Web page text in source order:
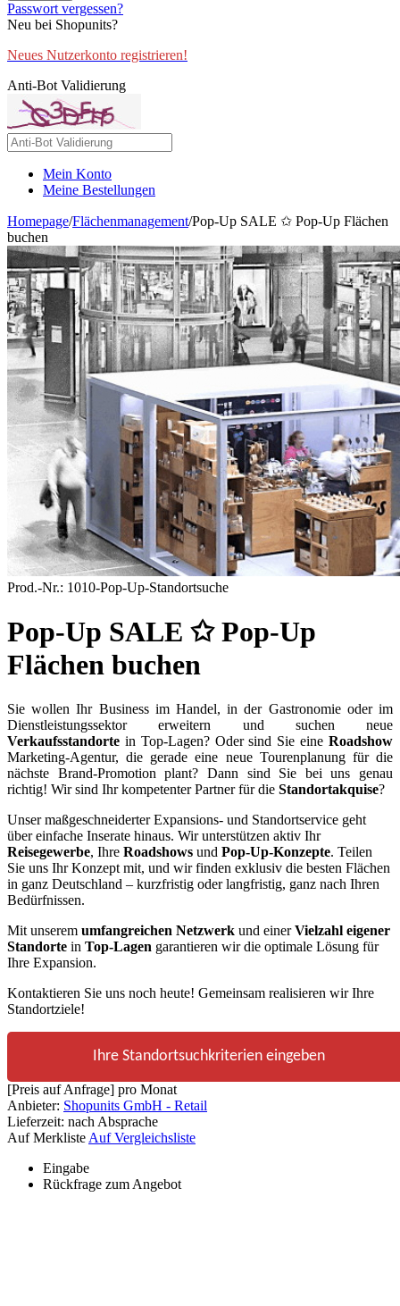
Passwort vergessen?
Neu bei Shopunits?
Neues Nutzerkonto registrieren!
Anti-Bot Validierung
Mein Konto
Meine Bestellungen
Homepage/Flächenmanagement/Pop-Up SALE ✩ Pop-Up Flächen
buchen
Prod.-Nr.: 1010-Pop-Up-Standortsuche
Pop-Up SALE ✩ Pop-Up
Flächen buchen
Sie wollen Ihr Business im Handel, in der Gastronomie oder im
Dienstleistungssektor erweitern und suchen neue
Verkaufsstandorte in Top-Lagen? Oder sind Sie eine Roadshow
Marketing-Agentur, die gerade eine neue Tourenplanung für die
nächste Brand-Promotion plant? Dann sind Sie bei uns genau
richtig! Wir sind Ihr kompetenter Partner für die Standortakquise?
Unser maßgeschneiderter Expansions- und Standortservice geht
über einfache Inserate hinaus. Wir unterstützen aktiv Ihr
Reisegewerbe, Ihre Roadshows und Pop-Up-Konzepte. Teilen
Sie uns Ihr Konzept mit, und wir finden exklusiv die besten Flächen
in ganz Deutschland – kurzfristig oder langfristig, ganz nach Ihren
Bedürfnissen.
Mit unserem umfangreichen Netzwerk und einerVielzahl eigener
Standorte in Top-Lagen garantieren wir die optimale Lösung für
Ihre Expansion.
Kontaktieren Sie uns noch heute! Gemeinsam realisieren wir Ihre
Standortziele!
Ihre Standortsuchkriterien eingeben
[Preis auf Anfrage] pro Monat
Anbieter: Shopunits GmbH - Retail
Lieferzeit: nach Absprache
Auf Merkliste Auf Vergleichsliste
Eingabe
Rückfrage zum Angebot